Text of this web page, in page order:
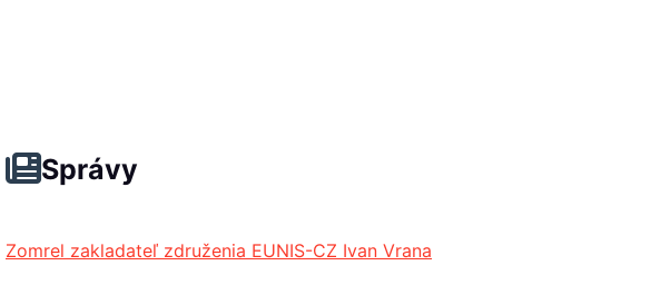
Správy
Zomrel zakladateľ združenia EUNIS-CZ Ivan Vrana